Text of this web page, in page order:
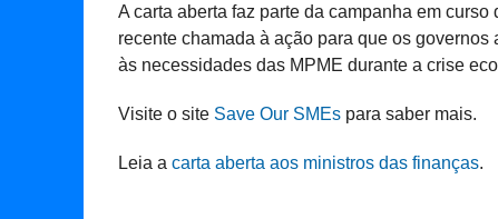
A carta aberta faz parte da campanha em curso
recente chamada à ação para que os
às necessidades das MPME durante a crise
Visite o site Save Our SMEspara saber mais.
Leia a carta aberta aos ministros das finanças.